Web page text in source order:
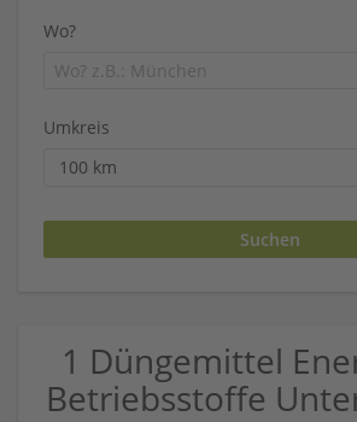
Wo?
Umkreis
1 Düngemittel
Betriebsstoffe